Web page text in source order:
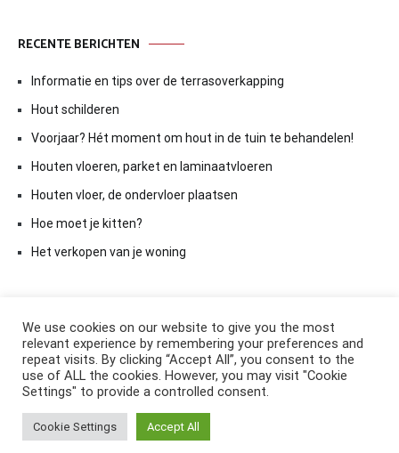
RECENTE BERICHTEN
Informatie en tips over de terrasoverkapping
Hout schilderen
Voorjaar? Hét moment om hout in de tuin te behandelen!
Houten vloeren, parket en laminaatvloeren
Houten vloer, de ondervloer plaatsen
Hoe moet je kitten?
Het verkopen van je woning
Copyright © 2026ElkAntwoord.com
Cenoteby ThemeGrill. Aangedreven door
We use cookies on our website to give you the most
relevant experience by remembering your preferences and
repeat visits. By clicking “Accept All”, you consent to the
use of ALL the cookies. However, you may visit "Cookie
Settings" to provide a controlled consent.
Cookie Settings Accept All